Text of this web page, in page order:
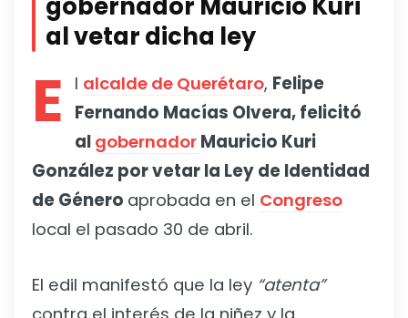
gobernador Mauricio Kuri
al vetar dicha ley
E l alcalde de Querétaro, Felipe
Fernando Macías Olvera, felicitó
al gobernador Mauricio Kuri
González por vetar la Ley de Identidad
de Género aprobada en el Congreso
local el pasado 30 de abril.
El edil manifestó que la ley “atenta”